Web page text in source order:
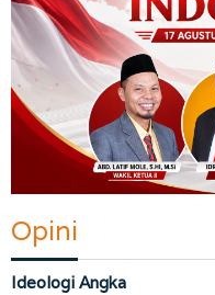
Opini
Ideologi Angka